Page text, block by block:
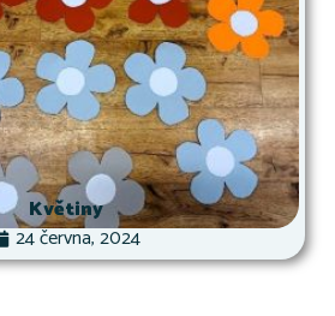
Květiny
24 června, 2024